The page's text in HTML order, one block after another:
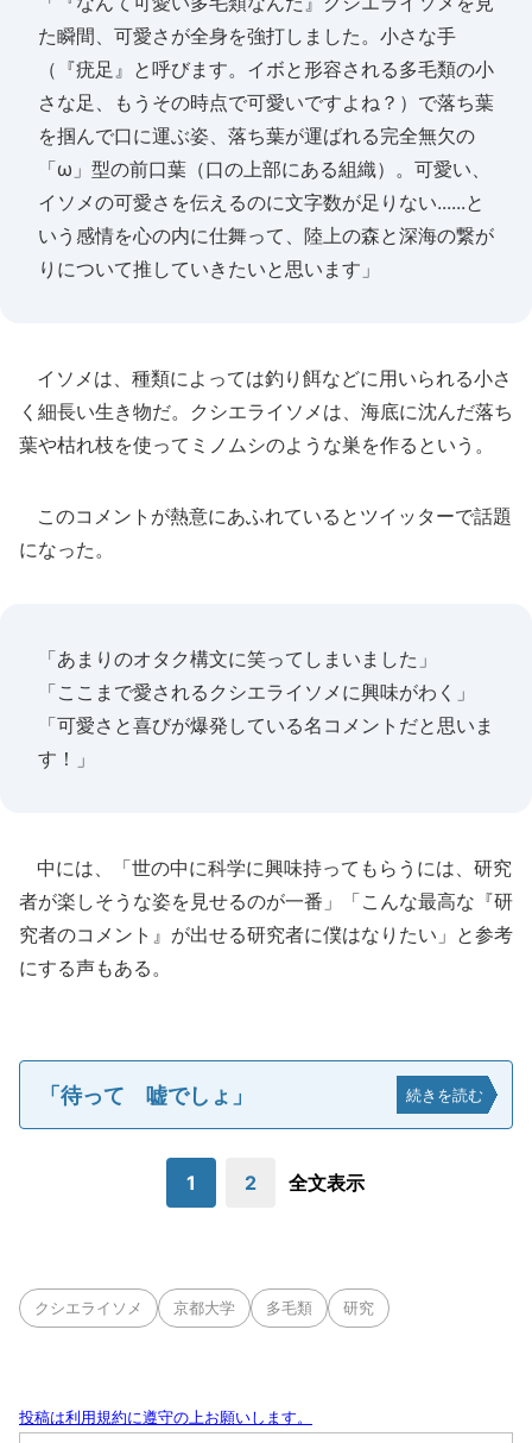
た瞬間、可愛さが全身を強打しました。小さな手
（『疣足』と呼びます。イボと形容される多毛類の小
さな足、もうその時点で可愛いですよね？）で落ち葉
を掴んで口に運ぶ姿、落ち葉が運ばれる完全無欠の
「ω」型の前口葉（口の上部にある組織）。可愛い、
イソメの可愛さを伝えるのに文字数が足りない......と
いう感情を心の内に仕舞って、陸上の森と深海の繋が
りについて推していきたいと思います」
イソメは、種類によっては釣り餌などに用いられる小さ
く細長い生き物だ。クシエライソメは、海底に沈んだ落ち
葉や枯れ枝を使ってミノムシのような巣を作るという。
このコメントが熱意にあふれているとツイッターで話題
になった。
「あまりのオタク構文に笑ってしまいました」
「ここまで愛されるクシエライソメに興味がわく」
「可愛さと喜びが爆発している名コメントだと思いま
す！」
中には、「世の中に科学に興味持ってもらうには、研究
者が楽しそうな姿を見せるのが一番」「こんな最高な『研
究者のコメント』が出せる研究者に僕はなりたい」と参考
にする声もある。
「待って 嘘でしょ」 続きを読む
1 2 全文表示
クシエライソメ 京都大学 多毛類 研究